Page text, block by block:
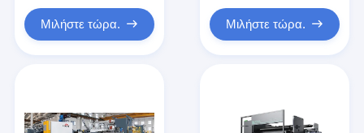
Μιλήστε τώρα. Μιλήστε τώρα.